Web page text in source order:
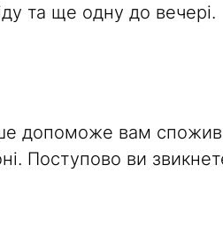
та ще одну до вечері.
допоможе вам
Поступово ви